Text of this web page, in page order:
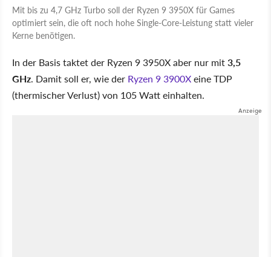
Mit bis zu 4,7 GHz Turbo soll der Ryzen 9 3950X für Games
optimiert sein, die oft noch hohe Single-Core-Leistung statt vieler
Kerne benötigen.
In der Basis taktet der Ryzen 9 3950X aber nur mit3,5
GHz. Damit soll er, wie der Ryzen 9 3900Xeine TDP
(thermischer Verlust) von 105 Watt einhalten.